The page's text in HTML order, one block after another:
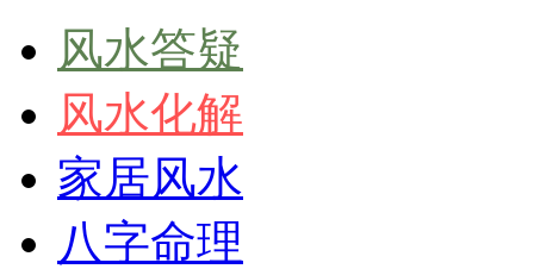
风水答疑
风水化解
家居风水
八字命理